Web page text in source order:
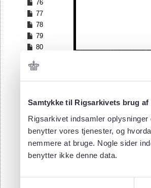
Samtykke til Rigsarkivets brug af
Rigsarkivet indsamler
benytter vores tjenester, og
nemmere at bruge. Nogle sider
benytter ikke denne data.
76
77
78
79
80
82
83
85
87
88
89
90